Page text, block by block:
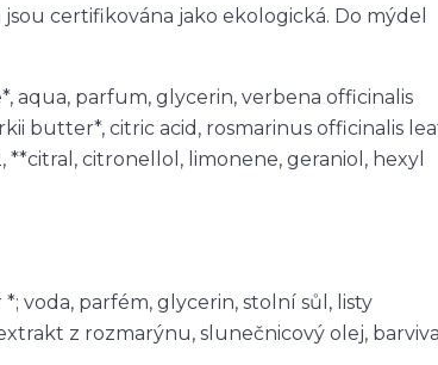
certifikována jako ekologická. Do mýdel
aqua, parfum, glycerin, verbena officinalis
butter*, citric acid, rosmarinus officinalis
citronellol, limonene, geraniol, hexyl
voda, parfém, glycerin, stolní sůl, listy
z rozmarýnu, slunečnicový olej,